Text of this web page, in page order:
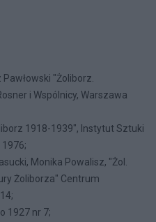
"Żoliborz.
i Wspólnicy, Warszawa
1918-1939", Instytut Sztuki
1976;
Monika Powalisz, "Żol.
Żoliborza" Centrum
1927 nr 7;